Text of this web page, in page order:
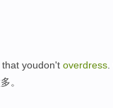
that youdon't overdress.
。